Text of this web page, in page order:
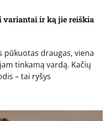
variantai ir ką jie reiškia
pūkuotas draugas, viena
tinkamą vardą. Kačių
– tai ryšys